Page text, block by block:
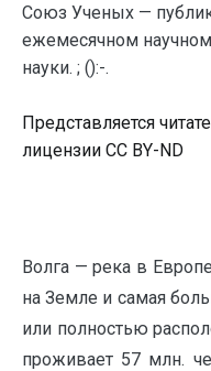
Союз Ученых —
ежемесячном
науки. ; ():-.
Представляется
лицензии CC BY-ND
Волга — река в
на Земле и самая
или полностью
проживает 57 млн.